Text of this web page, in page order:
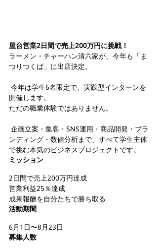
屋台営業2日間で売上200万円に挑戦！
ラーメン・チャーハン清六家が、今年も「ま
つりつくば」に出店決定。
今年は学生6名限定で、実践型インターンを
開催します。
ただの職業体験ではありません。
企画立案・集客・SNS運用・商品開発・ブラ
ンディング・数値分析まで、すべて学生主体
で挑む本気のビジネスプロジェクトです。
ミッション
2日間で売上200万円達成
営業利益25％達成
成果報酬を自分たちで勝ち取る
活動期間
6月1日〜8月23日
募集人数